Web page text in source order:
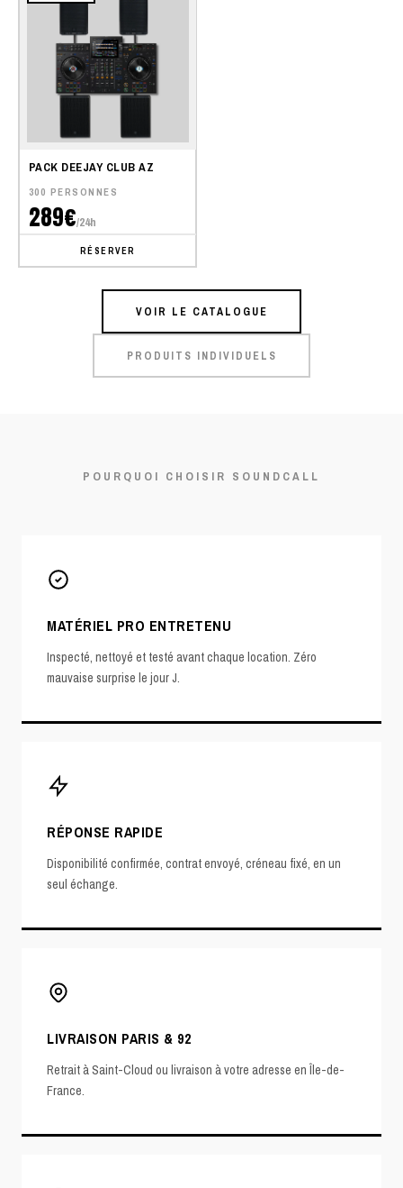
PACK DEEJAY CLUB AZ
300 PERSONNES
289€/24h
RÉSERVER
VOIR LE CATALOGUE
PRODUITS INDIVIDUELS
POURQUOI CHOISIR SOUNDCALL
MATÉRIEL PRO ENTRETENU
Inspecté, nettoyé et testé avant chaque location. Zéro
mauvaise surprise le jour J.
RÉPONSE RAPIDE
Disponibilité confirmée, contrat envoyé, créneau fixé, en un
seul échange.
LIVRAISON PARIS & 92
Retrait à Saint-Cloud ou livraison à votre adresse en Île-de-
France.